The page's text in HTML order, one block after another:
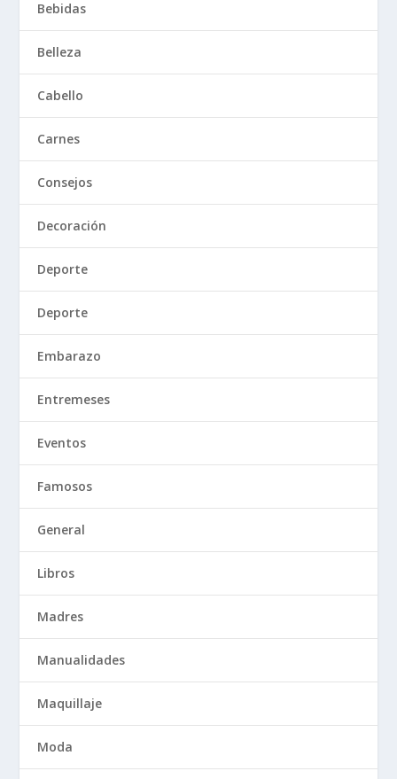
Bebidas
Belleza
Cabello
Carnes
Consejos
Decoración
Deporte
Deporte
Embarazo
Entremeses
Eventos
Famosos
General
Libros
Madres
Manualidades
Maquillaje
Moda